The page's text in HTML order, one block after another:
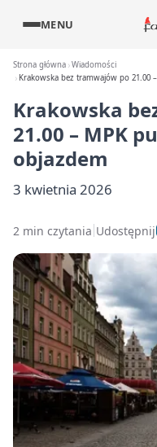
MENU
Strona główna Wiadomości
Krakowska bez tramwajów po 21.00
Krakowska
21.00 – MPK
objazdem
3 kwietnia 2026
2 min czytania Udostępnij